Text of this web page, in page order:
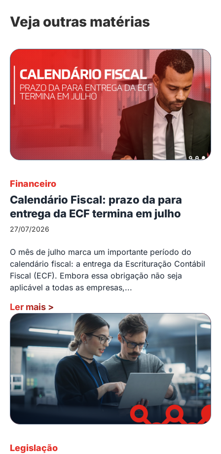
Veja outras matérias
Financeiro
Calendário Fiscal: prazo da para
entrega da ECF termina em julho
27/07/2026
O mês de julho marca um importante período do
calendário fiscal: a entrega da Escrituração Contábil
Fiscal (ECF). Embora essa obrigação não seja
aplicável a todas as empresas,...
Ler mais >
Legislação